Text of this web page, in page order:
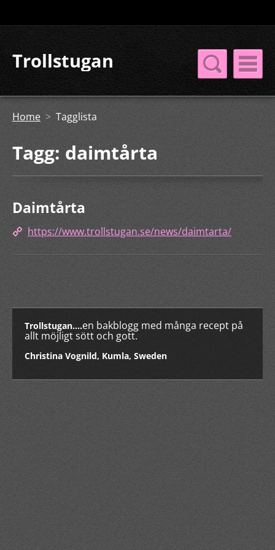
Trollstugan
Home > Tagglista
Tagg: daimtårta
Daimtårta
https://www.trollstugan.se/news/daimtarta/
Trollstugan....en bakblogg med många recept på
allt möjligt sött och gott.
Christina Vognild, Kumla, Sweden